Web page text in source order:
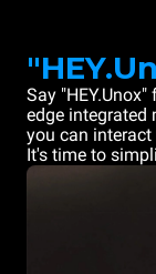
Say
edge integrated
you can
It's time to